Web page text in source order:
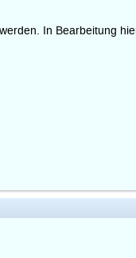
In Bearbeitung